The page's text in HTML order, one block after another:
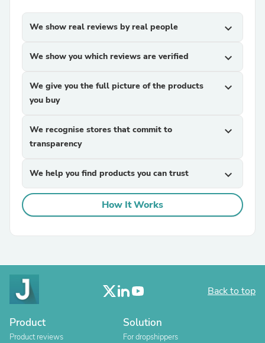
We show real reviews by real people expand_more
We show you which reviews are verified expand_more
We give you the full picture of the products
you buy
expand_more
We recognise stores that commit to
transparency
expand_more
We help you find products you can trust expand_more
How It Works
Back to top
Product
Product reviews
Solution
For dropshippers